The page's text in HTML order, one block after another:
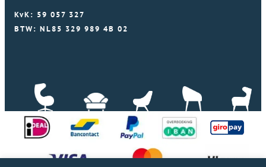
KvK: 59 057 327
BTW: NL85 329 989 4B 02